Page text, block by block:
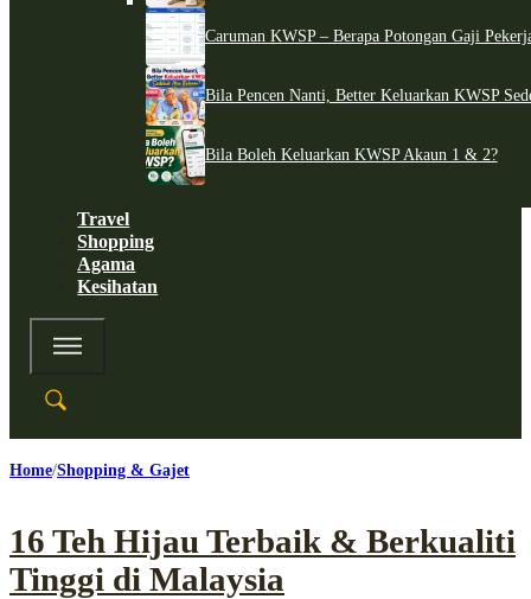
Caruman KWSP – Berapa Potongan Gaji
Bila Pencen Nanti, Better Keluarkan KWSP
Bila Boleh Keluarkan KWSP Akaun 1 & 2?
Travel
Shopping
Agama
Kesihatan
Home Shopping & Gajet
16 Teh Hijau Terbaik & Berkualiti
Tinggi di Malaysia